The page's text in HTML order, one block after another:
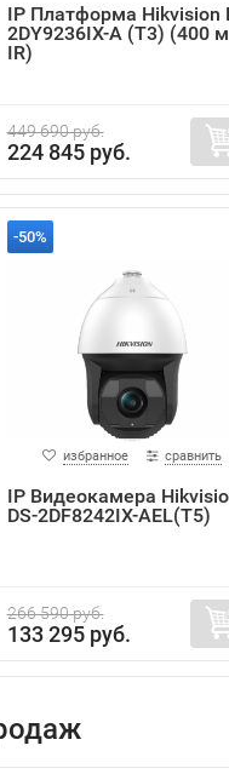
IP Платформа Hikvision
2DY9236IX-A (T3) (400 м
IR)
449 690 руб.
224 845 руб.
-50%
избранное сравнить
IP Видеокамера
DS-2DF8242IX-AEL(T5)
266 590 руб.
133 295 руб.